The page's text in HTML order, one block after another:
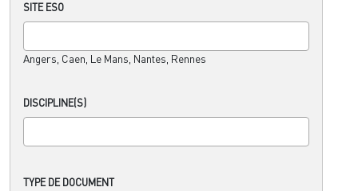
SITE ESO
Angers, Caen, Le Mans, Nantes, Rennes
DISCIPLINE(S)
TYPE DE DOCUMENT